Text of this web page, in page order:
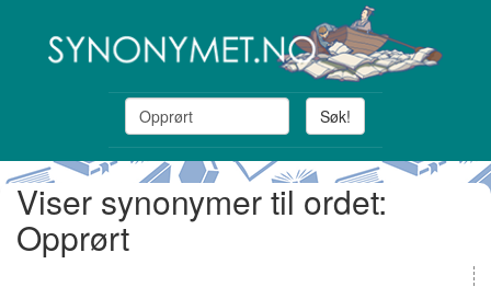
Søk!
Viser synonymer til ordet:
Opprørt